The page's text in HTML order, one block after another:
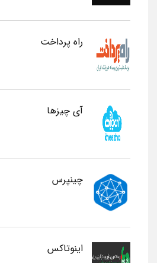
راه پرداخت
آی چیزها
چینپرس
اینوتاکس